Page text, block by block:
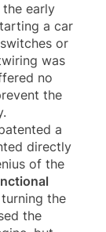
the early
a car
or
was
no
the
a
directly
of the
the
the